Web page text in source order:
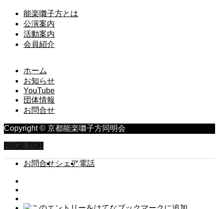
能楽囃子方とは
公演案内
活動案内
会員紹介
ホーム
お知らせ
YouTube
団体情報
お問合せ
Copyright © 京都能楽囃子方同明会
PAGE TOP
お問合せシェア電話